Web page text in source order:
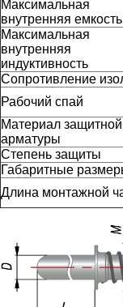
Максимальная
внутренняя емкость
Максимальная
внутренняя
индуктивность
Сопротивление
Рабочий спай
Материал защитной
арматуры
Степень защиты
Габаритные
Длина монтажной